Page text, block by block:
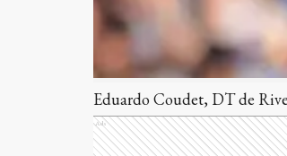
Eduardo Coudet, DT de
Ads